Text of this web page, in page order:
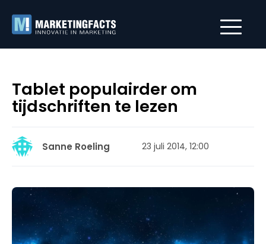
Tablet populairder om
tijdschriften te lezen
Sanne Roeling 23 juli 2014, 12:00